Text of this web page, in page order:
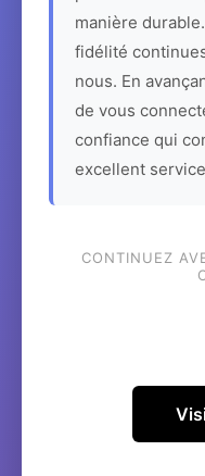
manière
fidélité
nous. En
de vous
confiance qui
excellent
CONTINUEZ